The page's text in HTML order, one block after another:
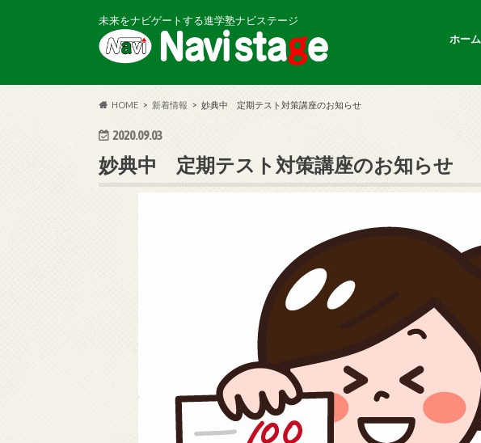
未来をナビゲートする進学塾ナビステージ
ホーム
HOME 新着情報 妙典中 定期テスト対策講座のお知らせ
2020.09.03
妙典中 定期テスト対策講座のお知らせ